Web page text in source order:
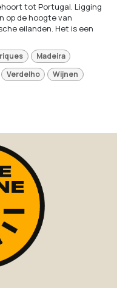
tot Portugal. Ligging
op de hoogte van
eilanden. Het is een
Madeira
Verdelho Wijnen